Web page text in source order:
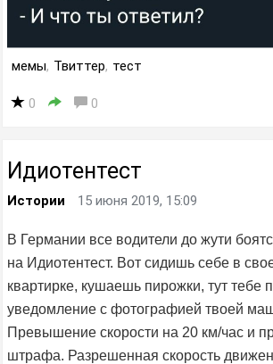
мемы, Твиттер, тест
0 0
Идиотентест
Истории 15 июня 2019, 15:09
В Германии все водители до жути
на Идиотентест. Вот сидишь себе в
квартирке, кушаешь пирожки, тут тебе
уведомление с фотографией твоей
Превышение скорости на 20 км/час и
штрафа. Разрешенная скорость